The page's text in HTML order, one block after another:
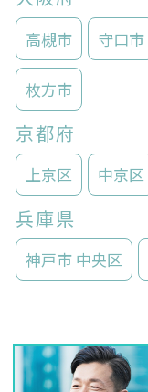
高槻市 守口市
枚方市
京都府
上京区 中京区
兵庫県
神戸市 中央区